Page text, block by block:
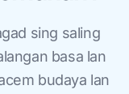
sing saling
basa lan
budaya lan